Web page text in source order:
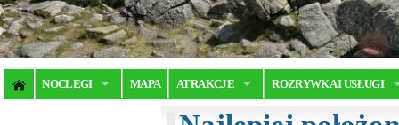
NOCLEGI MAPA ATRAKCJE ROZRYWKA I USŁUGI